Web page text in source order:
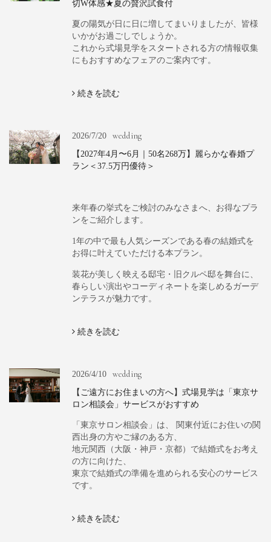
切W体感★夏の贅沢試食付
夏の陽気が日に日に増してまいりましたが、皆様
いかがお過ごしでしょうか。
これから式場見学をスタートされる方の情報収集
にもおすすめなフェアのご案内です。
続きを読む
2026/7/20 wedding
【2027年4月〜6月｜50名268万】麗らかな春婚プ
ラン＜37.5万円優待＞
来年春の挙式をご検討のみなさまへ、お得なプラ
ンをご紹介します。
1年の中で最も人気シーズンである春の結婚式を
お得に叶えていただける本プラン。
装花が美しく映える邸宅・旧クルペ邸を舞台に、
春らしい演出やコーディネートを楽しめるガーデ
ンテラスが魅力です。
続きを読む
2026/4/10 wedding
【ご遠方にお住まいの方へ】式場見学は「東京サ
ロン相談会」サービスがおすすめ
「東京サロン相談会」は、 関東付近にお住いの関
西出身の方やご縁のある方、
地元関西（大阪・神戸・京都）で結婚式をお考え
の方に向けた、
東京で結婚式の準備を進められる安心のサービス
です。
続きを読む